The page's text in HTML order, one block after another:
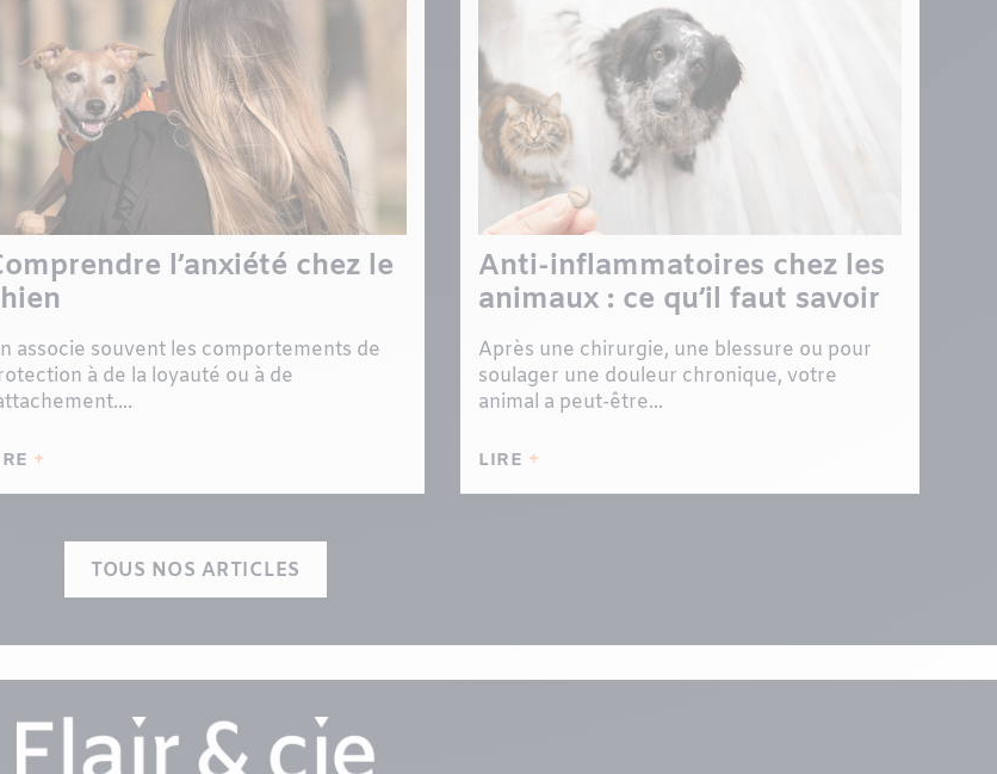
l’anxiété chez le
associe souvent les comportements de
à de la loyauté ou à de
Anti-inflammatoires chez les
animaux : ce qu’il faut savoir
Après une chirurgie, une blessure ou pour
soulager une douleur chronique, votre
animal a peut-être...
LIRE
TOUS NOS ARTICLES